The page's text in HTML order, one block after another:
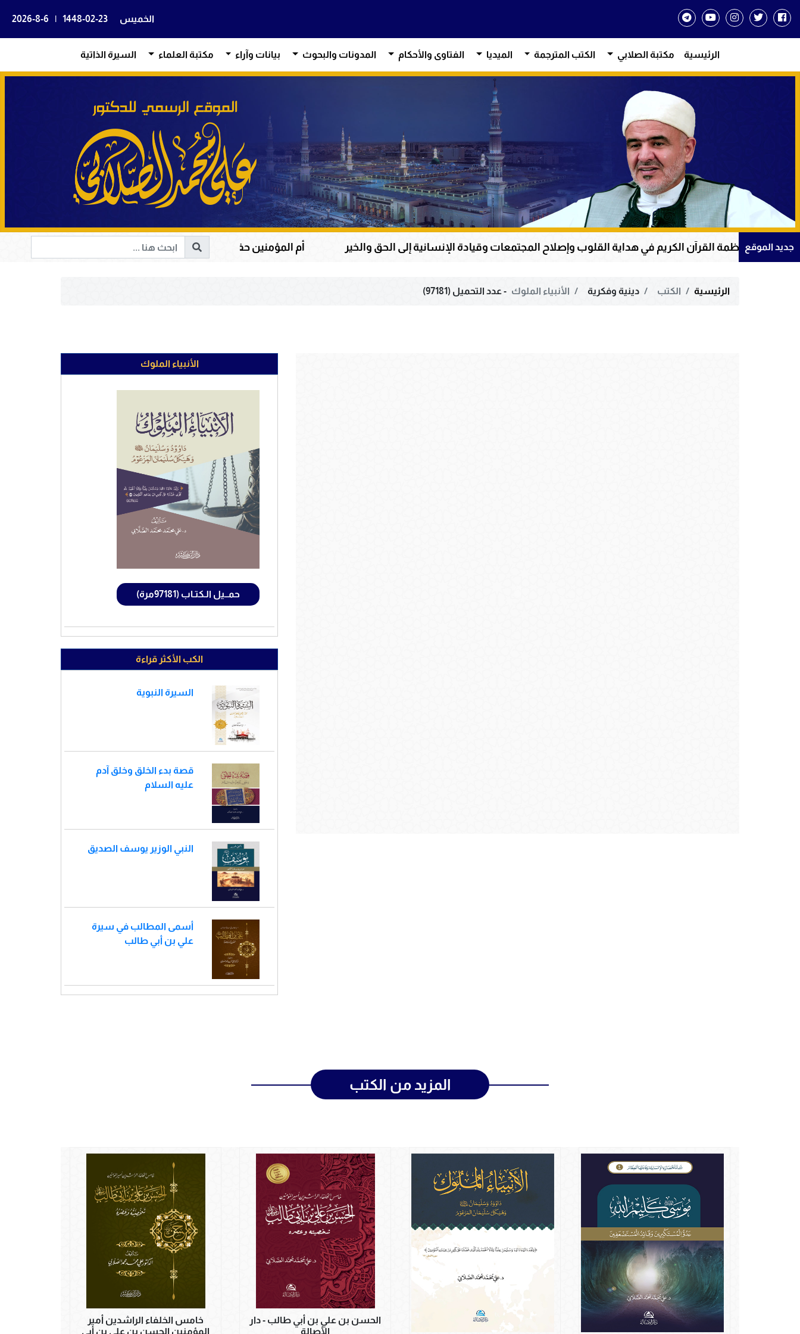
الخميس 1448-02-23
|
2026-8-6
الرئيسية مكتبة الصلابي الكتب المترجمة الميديا الفتاوى والأحكام المدونات والبحوث بيانات وآراء مكتبة العلماء السيرة الذاتية
جديد الموقع
القرآن الكريم في هداية القلوب وإصلاح المجتمعات وقيادة الإنسانية إلى الحق والخير أم المؤمنين حفصة بنت عمر رضي الله عنهما؛ الصوّامة القوّامة وأمينة صحف القرآن
الرئيسية الكتب دينية وفكرية الأنبياء الملوك - عدد التحميل (97181)
الأنبياء الملوك
حمــيل الـكتـاب (97181مرة)
الكب الأكثر قراءة
السيرة النبوية
قصة بدء الخلق وخلق آدم
عليه السلام
النبي الوزير يوسف الصديق
أسمى المطالب في سيرة
علي بن أبي طالب
المزيد من الكتب
الحسن بن علي بن أبي طالب - دار
الأصالة
خامس الخلفاء الراشدين أمير
المؤمنين الحسن بن علي بن أبي